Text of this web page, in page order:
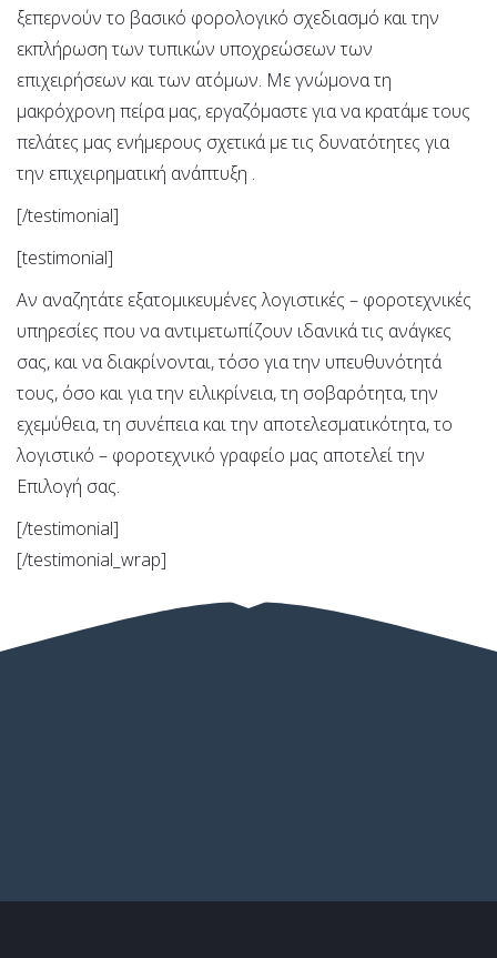
ξεπερνούν το βασικό φορολογικό σχεδιασμό και την
εκπλήρωση των τυπικών υποχρεώσεων των
επιχειρήσεων και των ατόμων. Με γνώμονα τη
μακρόχρονη πείρα μας, εργαζόμαστε για να κρατάμε τους
πελάτες μας ενήμερους σχετικά με τις δυνατότητες για
την επιχειρηματική ανάπτυξη .
[/testimonial]
[testimonial]
Αν αναζητάτε εξατομικευμένες λογιστικές – φοροτεχνικές
υπηρεσίες που να αντιμετωπίζουν ιδανικά τις ανάγκες
σας, και να διακρίνονται, τόσο για την υπευθυνότητά
τους, όσο και για την ειλικρίνεια, τη σοβαρότητα, την
εχεμύθεια, τη συνέπεια και την αποτελεσματικότητα, το
λογιστικό – φοροτεχνικό γραφείο μας αποτελεί την
Επιλογή σας.
[/testimonial]
[/testimonial_wrap]